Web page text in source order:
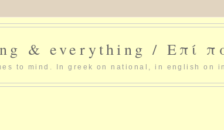
& everything / Επί
to mind. In greek on national, in english on